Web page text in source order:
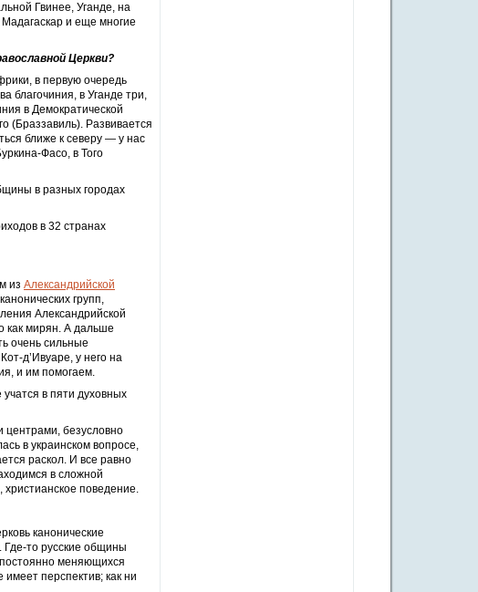
Гвинее, Уганде, на
и еще многие
Церкви?
в первую очередь
благочиния, в Уганде три,
в Демократической
(Браззавиль). Развивается
ближе к северу — у нас
Фасо, в Того
в разных городах
в 32 странах
из Александрийской
групп,
Александрийской
как мирян. А дальше
очень сильные
д’Ивуаре, у него на
и им помогаем.
в пяти духовных
безусловно
в украинском вопросе,
раскол. И все равно
в сложной
христианское поведение.
канонические
Где-то русские общины
меняющихся
имеет перспектив; как ни